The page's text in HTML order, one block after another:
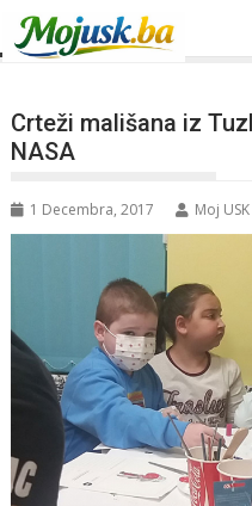
Crteži mališana iz
NASA
1 Decembra, 2017 Moj USK